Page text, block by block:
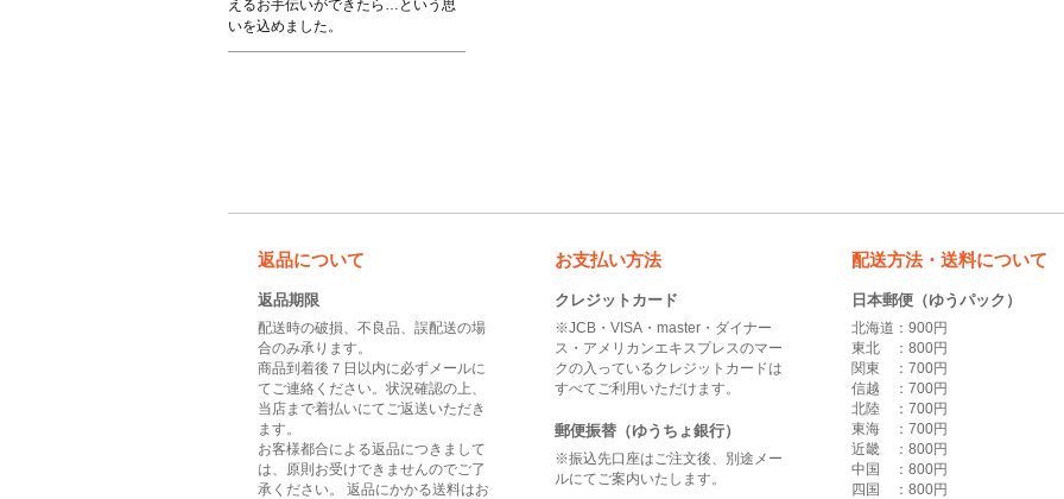
えるお手伝いができたら…という思
いを込めました。
返品について
返品期限
配送時の破損、不良品、誤配送の場
合のみ承ります。
商品到着後７日以内に必ずメールに
てご連絡ください。状況確認の上、
当店まで着払いにてご返送いただき
ます。
お客様都合による返品につきまして
は、原則お受けできませんのでご了
承ください。 返品にかかる送料はお
お支払い方法
クレジットカード
※JCB・VISA・master・ダイナー
ス・アメリカンエキスプレスのマー
クの入っているクレジットカードは
すべてご利用いただけます。
郵便振替（ゆうちょ銀行）
※振込先口座はご注文後、別途メー
ルにてご案内いたします。
配送方法・送料について
日本郵便（ゆうパック）
北海道：900円
東北 ：800円
関東 ：700円
信越 ：700円
北陸 ：700円
東海 ：700円
近畿 ：800円
中国 ：800円
四国 ：800円